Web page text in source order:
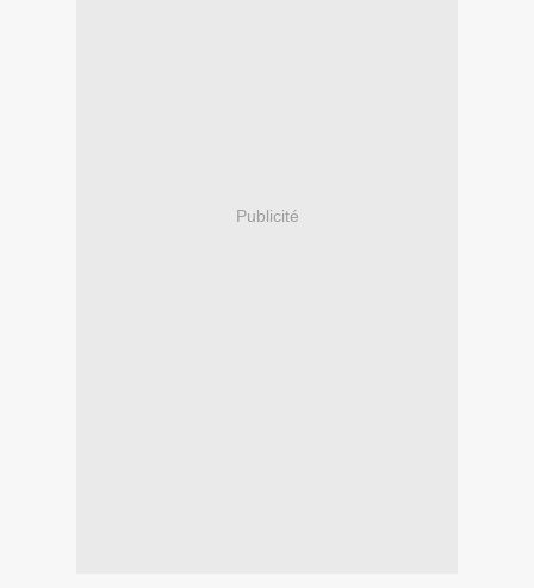
Publicité